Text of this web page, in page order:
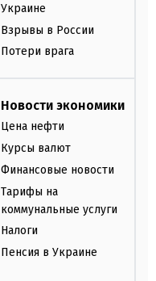
Украине
Взрывы в России
Потери врага
Новости экономики
Цена нефти
Курсы валют
Финансовые новости
Тарифы на
коммунальные услуги
Налоги
Пенсия в Украине